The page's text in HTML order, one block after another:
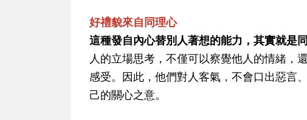
好禮貌來自同理心
這種發自內心替別人著想的能力，其實就是
人的立場思考，不僅可以察覺他人的情緒，
感受。因此，他們對人客氣，不會口出惡言
己的關心之意。